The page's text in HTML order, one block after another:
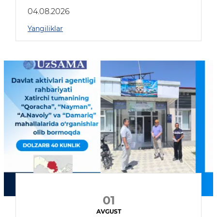
04.08.2026
Yangiliklar
01
AVGUST